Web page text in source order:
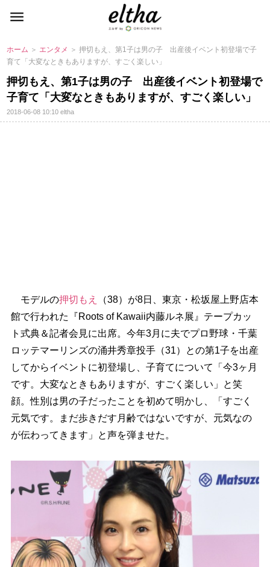
ホーム ＞ エンタメ ＞ 押切もえ、第1子は男の子 出産後イベント初登場で子
育て「大変なときもありますが、すごく楽しい」
押切もえ、第1子は男の子 出産後イベント初登場で
子育て「大変なときもありますが、すごく楽しい」
2018-06-08 10:10eltha
モデルの押切もえ
（38）が8日、東京・松坂屋上野店本
館で行われた『Roots of Kawaii内藤ルネ展』テープカッ
ト式典＆記者会見に出席。今年3月に夫でプロ野球・千葉
ロッテマーリンズの涌井秀章投手（31）との第1子を出産
してからイベントに初登場し、子育てについて「今3ヶ月
です。大変なときもありますが、すごく楽しい」と笑
顔。性別は男の子だったことを初めて明かし、「すごく
元気です。まだ歩きだす月齢ではないですが、元気なの
が伝わってきます」と声を弾ませた。